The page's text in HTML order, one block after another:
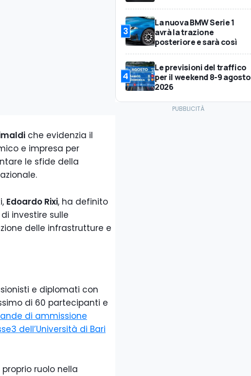
che evidenzia il
e impresa per
le sfide della
Edoardo Rixi, ha definito
investire sulle
delle infrastrutture e
e diplomati con
di 60 partecipanti e
di ammissione
dell’Università di Bari
ruolo nella
3
La nuova BMW Serie 1
avrà la trazione
posteriore e sarà così
4
Le previsioni del traffico
per il weekend 8-9 agosto
2026